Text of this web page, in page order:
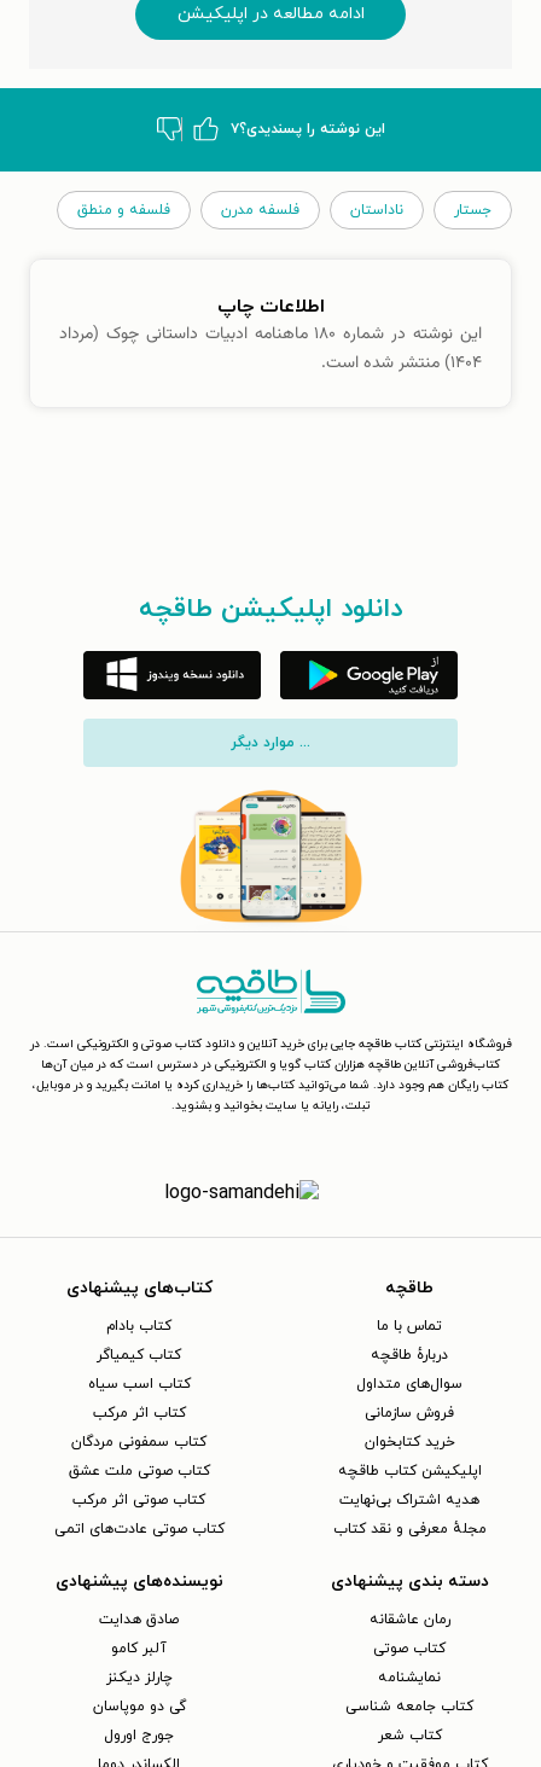
ادامه مطالعه در اپلیکیشن
این نوشته‌ را پسندیدی؟۷
جستار ناداستان فلسفه مدرن فلسفه و منطق
اطلاعات چاپ
این نوشته در شماره ۱۸۰ ماهنامه ادبیات داستانی چوک (مرداد
۱۴۰۴) منتشر شده است.
دانلود اپلیکیشن طاقچه
... موارد دیگر
فروشگاه اینترنتی کتاب طاقچه جایی برای خرید آنلاین و دانلود کتاب صوتی و الکترونیکی است. در
کتاب‌فروشی آنلاین طاقچه هزاران کتاب گویا و الکترونیکی در دسترس است که در میان آن‌ها
کتاب رایگان هم وجود دارد. شما می‌توانید کتاب‌ها را خریداری کرده یا امانت بگیرید و در موبایل،
تبلت، رایانه یا سایت بخوانید و بشنوید.
طاقچه
تماس با ما
دربارهٔ طاقچه
سوال‌های متداول
فروش سازمانی
خرید کتابخوان
اپلیکیشن کتاب طاقچه
هدیه اشتراک بی‌نهایت
مجلهٔ معرفی و نقد کتاب
کتاب‌های پیشنهادی
کتاب بادام
کتاب کیمیاگر
کتاب اسب سیاه
کتاب اثر مرکب
کتاب سمفونی مردگان
کتاب صوتی ملت عشق
کتاب صوتی اثر مرکب
کتاب صوتی عادت‌های اتمی
دسته بندی پیشنهادی
رمان عاشقانه
کتاب‌ صوتی
نمایشنامه
کتاب جامعه شناسی
کتاب شعر
نویسنده‌های پیشنهادی
صادق هدایت
آلبر کامو
چارلز دیکنز
گی دو موپاسان
جورج اورول